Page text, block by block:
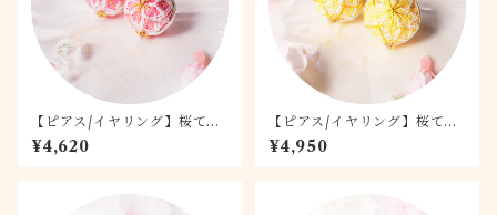
【ピアス/イヤリング】桜てま
り -桃桜- 1.5
¥4,620
【ピアス/イヤリング】桜てま
り -月桜- 2.0
¥4,950